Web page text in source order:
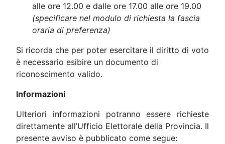
alle ore 12.00 e dalle ore 17.00 alle ore 19.00
(specificare nel modulo di richiesta la fascia
oraria di preferenza)
Si ricorda che per poter esercitare il diritto di voto
è necessario esibire un documento di
riconoscimento valido.
Informazioni
Ulteriori informazioni potranno essere richieste
direttamente all’Ufficio Elettorale della Provincia. Il
presente avviso è pubblicato come segue: